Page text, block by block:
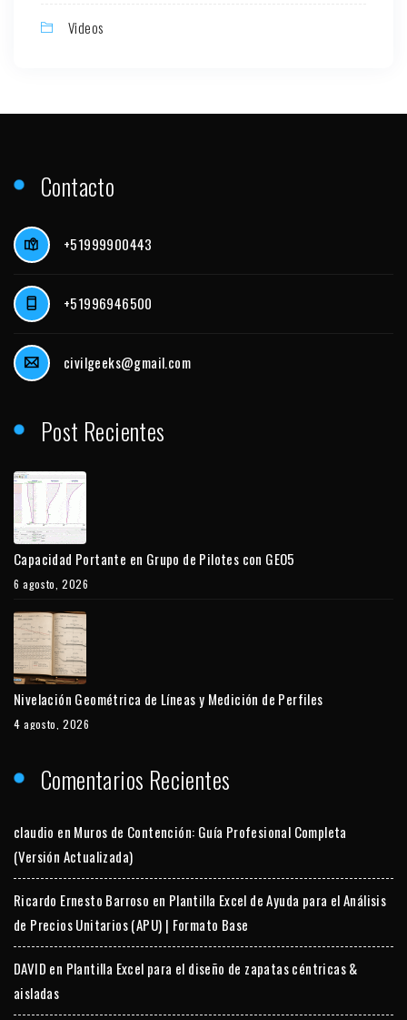
Videos
Contacto
+51999900443
+51996946500
civilgeeks@gmail.com
Post Recientes
Capacidad Portante en Grupo de Pilotes con GEO5
6 agosto, 2026
Nivelación Geométrica de Líneas y Medición de Perfiles
4 agosto, 2026
Comentarios Recientes
claudio en Muros de Contención: Guía Profesional Completa
(Versión Actualizada)
Ricardo Ernesto Barroso en Plantilla Excel de Ayuda para el Análisis
de Precios Unitarios (APU) | Formato Base
DAVID en Plantilla Excel para el diseño de zapatas céntricas &
aisladas